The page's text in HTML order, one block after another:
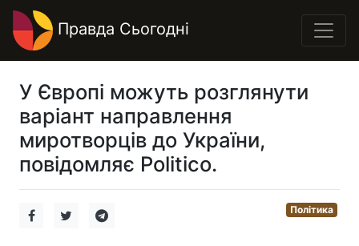
Правда Сьогодні
У Європі можуть розглянути
варіант направлення
миротворців до України,
повідомляє Politico.
Політика